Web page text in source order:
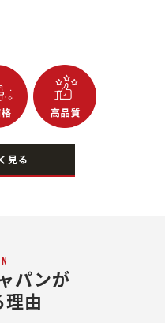
見る
パンが
理由